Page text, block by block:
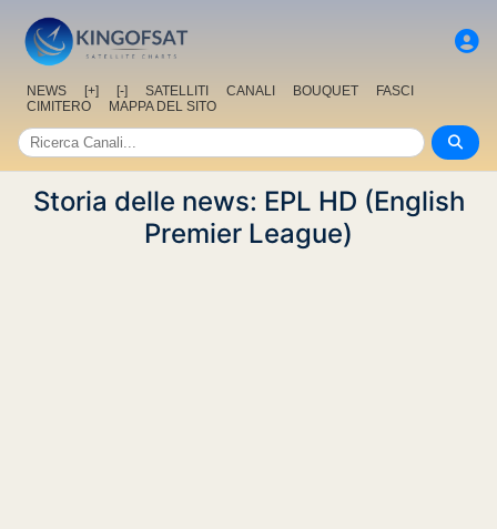
NEWS [+] [-] SATELLITI CANALI BOUQUET
FASCI
CIMITERO
MAPPA DEL SITO
Storia delle news: EPL HD (English
Premier League)